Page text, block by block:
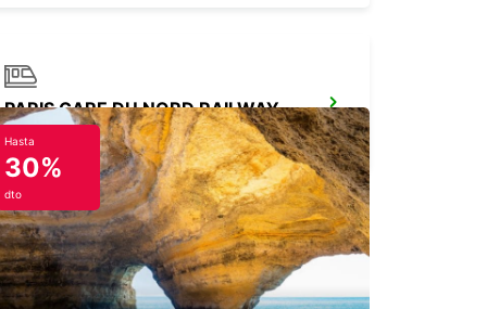
PARIS GARE DU NORD RAILWAY STATION
PARIS - FRANCE
Hasta
30%
dto